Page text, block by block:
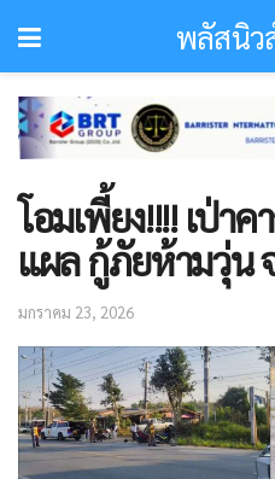
พลัสนิว
โอมเพี้ยง!!!! เป่า
แผล กู้ภัยห้ามวุ่น
มกราคม 23, 2026